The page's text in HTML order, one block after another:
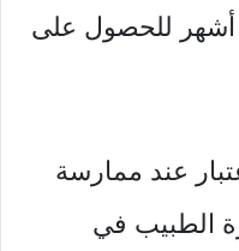
أشهر للحصول على
عند ممارسة
الطبيب في